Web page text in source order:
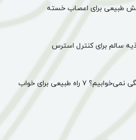
چرا با وجود خستگی نمی‌خوابیم؟ ۷ راه طبیعی برای خواب